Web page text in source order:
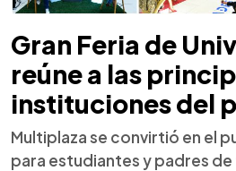
Gran Feria de
reúne a las
instituciones del
Multiplaza se convirtió en el
para estudiantes y padres de